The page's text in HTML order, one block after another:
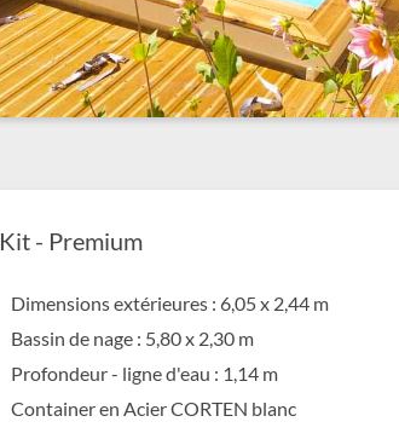
Kit - Premium
Dimensions extérieures : 6,05 x 2,44 m
Bassin de nage : 5,80 x 2,30 m
Profondeur - ligne d'eau : 1,14 m
Container en Acier CORTEN blanc